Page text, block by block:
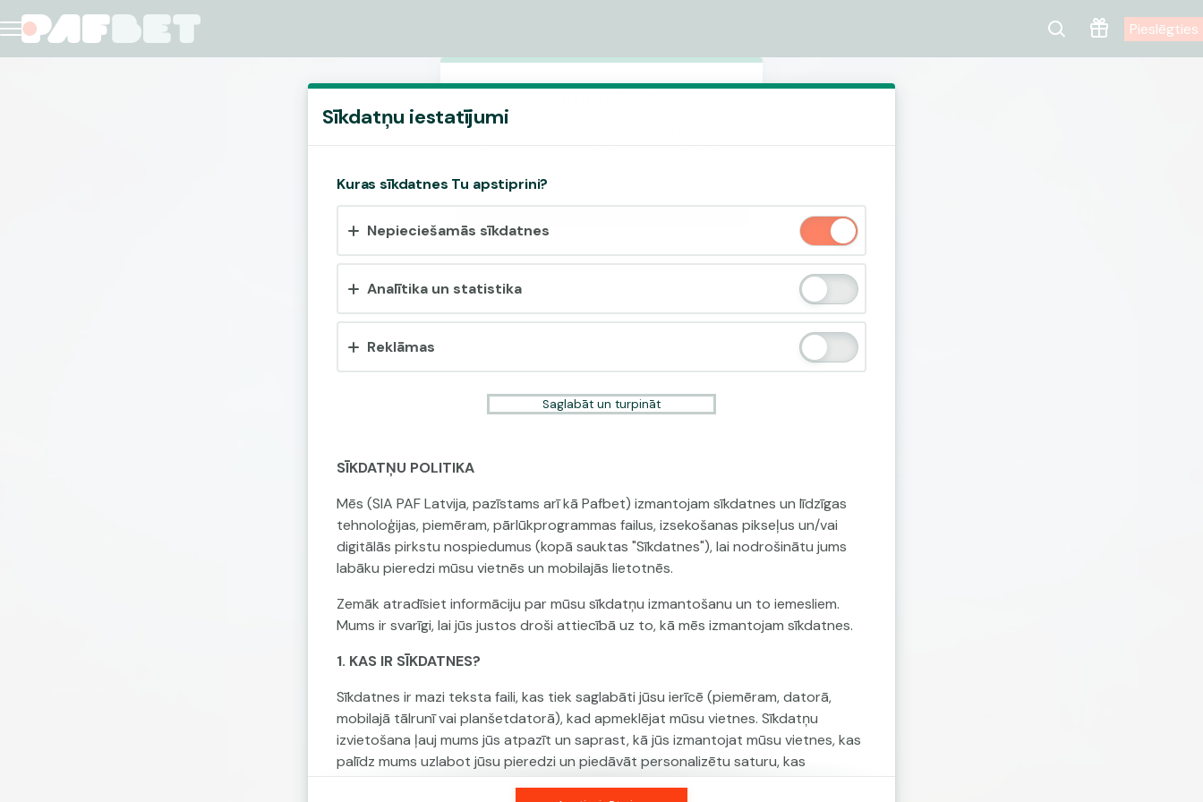
Pieslēgties
pieslēdzies, lai spēlētu ar īstu naudu.
Pieslēgties
Šī vietne izmanto 3 dažādu veidu sīkdatnes:
obligāti nepieciešamās, analītikas un
Iestatījumi un informācija
Sīkdatņu iestatījumi
Kuras sīkdatnes Tu apstiprini?
Nepieciešamās sīkdatnes
Analītika un statistika
Reklāmas
Saglabāt un turpināt
SĪKDATŅU POLITIKA
Mēs (SIA PAF Latvija, pazīstams arī kā Pafbet) izmantojam sīkdatnes un līdzīgas
tehnoloģijas, piemēram, pārlūkprogrammas failus, izsekošanas pikseļus un/vai
digitālās pirkstu nospiedumus (kopā sauktas "Sīkdatnes"), lai nodrošinātu jums
labāku pieredzi mūsu vietnēs un mobilajās lietotnēs.
Zemāk atradīsiet informāciju par mūsu sīkdatņu izmantošanu un to iemesliem.
Mums ir svarīgi, lai jūs justos droši attiecībā uz to, kā mēs izmantojam sīkdatnes.
1. KAS IR SĪKDATNES?
Sīkdatnes ir mazi teksta faili, kas tiek saglabāti jūsu ierīcē (piemēram, datorā,
mobilajā tālrunī vai planšetdatorā), kad apmeklējat mūsu vietnes. Sīkdatņu
izvietošana ļauj mums jūs atpazīt un saprast, kā jūs izmantojat mūsu vietnes, kas
palīdz mums uzlabot jūsu pieredzi un piedāvāt personalizētu saturu, kas
pielāgots jūsu vēlmēm.